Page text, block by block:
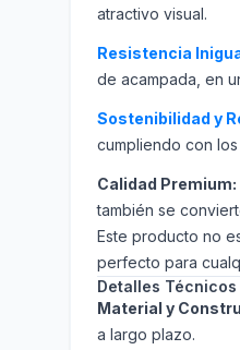
atractivo visual.
Resistencia
de acampada, en
Sostenibilidad y
cumpliendo con
Calidad Premium:
también se
Este producto no
perfecto para
Detalles
Material y
a largo plazo.